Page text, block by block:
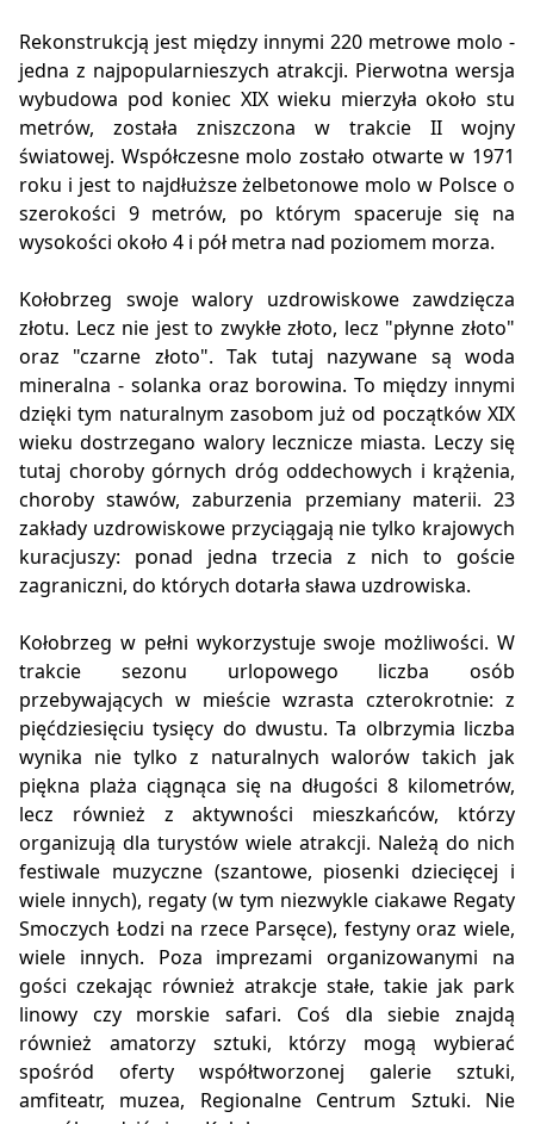
Rekonstrukcją jest między innymi 220 metrowe molo -
jedna z najpopularnieszych atrakcji. Pierwotna wersja
wybudowa pod koniec XIX wieku mierzyła około stu
metrów, została zniszczona w trakcie II wojny
światowej. Współczesne molo zostało otwarte w 1971
roku i jest to najdłuższe żelbetonowe molo w Polsce o
szerokości 9 metrów, po którym spaceruje się na
wysokości około 4 i pół metra nad poziomem morza.
Kołobrzeg swoje walory uzdrowiskowe zawdzięcza
złotu. Lecz nie jest to zwykłe złoto, lecz "płynne złoto"
oraz "czarne złoto". Tak tutaj nazywane są woda
mineralna - solanka oraz borowina. To między innymi
dzięki tym naturalnym zasobom już od początków XIX
wieku dostrzegano walory lecznicze miasta. Leczy się
tutaj choroby górnych dróg oddechowych i krążenia,
choroby stawów, zaburzenia przemiany materii. 23
zakłady uzdrowiskowe przyciągają nie tylko krajowych
kuracjuszy: ponad jedna trzecia z nich to goście
zagraniczni, do których dotarła sława uzdrowiska.
Kołobrzeg w pełni wykorzystuje swoje możliwości. W
trakcie sezonu urlopowego liczba osób
przebywających w mieście wzrasta czterokrotnie: z
pięćdziesięciu tysięcy do dwustu. Ta olbrzymia liczba
wynika nie tylko z naturalnych walorów takich jak
piękna plaża ciągnąca się na długości 8 kilometrów,
lecz również z aktywności mieszkańców, którzy
organizują dla turystów wiele atrakcji. Należą do nich
festiwale muzyczne (szantowe, piosenki dziecięcej i
wiele innych), regaty (w tym niezwykle ciakawe Regaty
Smoczych Łodzi na rzece Parsęce), festyny oraz wiele,
wiele innych. Poza imprezami organizowanymi na
gości czekając również atrakcje stałe, takie jak park
linowy czy morskie safari. Coś dla siebie znajdą
również amatorzy sztuki, którzy mogą wybierać
spośród oferty współtworzonej galerie sztuki,
amfiteatr, muzea, Regionalne Centrum Sztuki. Nie